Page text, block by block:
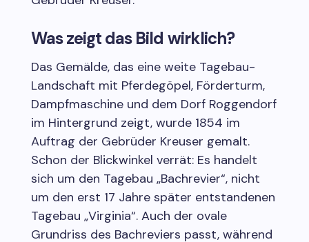
Was zeigt das Bild wirklich?
Das Gemälde, das eine weite Tagebau-
Landschaft mit Pferdegöpel, Förderturm,
Dampfmaschine und dem Dorf Roggendorf
im Hintergrund zeigt, wurde 1854 im
Auftrag der Gebrüder Kreuser gemalt.
Schon der Blickwinkel verrät: Es handelt
sich um den Tagebau „Bachrevier“, nicht
um den erst 17 Jahre später entstandenen
Tagebau „Virginia“. Auch der ovale
Grundriss des Bachreviers passt, während